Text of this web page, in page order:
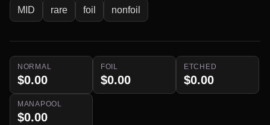
MID rare foil nonfoil
NORMAL
$0.00
FOIL
$0.00
ETCHED
$0.00
MANAPOOL
$0.00